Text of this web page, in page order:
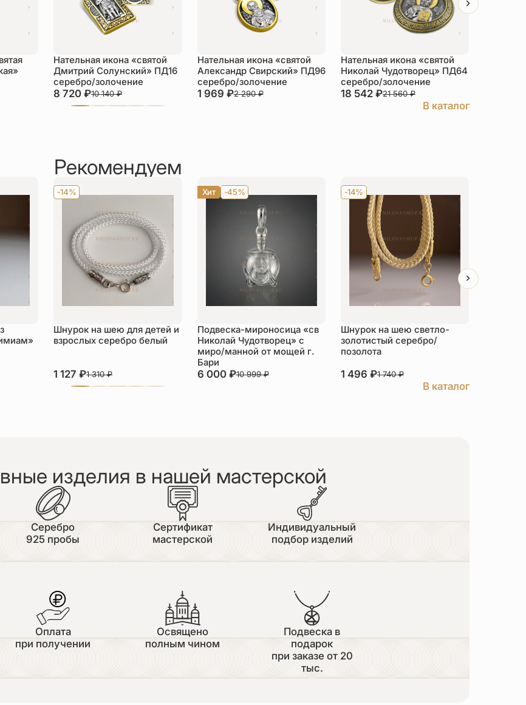
Нательная икона «святой
Дмитрий Солунский» ПД16
серебро/золочение
8 720₽10 140₽
Нательная икона «святой
Александр Свирский» ПД96
серебро/золочение
1 969 ₽2 290₽
Нательная икона «святой
Николай Чудотворец» ПД64
серебро/золочение
18 542 ₽21 560₽
В каталог
Рекомендуем
-14%
Шнурок на шею для детей и
взрослых серебро белый
1 127₽1 310₽
Хит -45%
Подвеска-мироносица «св
Николай Чудотворец» с
миро/манной от мощей г.
Бари
6 000 ₽10 999₽
-14%
Шнурок на шею светло-
золотистый серебро/
позолота
1 496 ₽1 740₽
В каталог
изделия в нашей мастерской
Серебро
925 пробы
Сертификат
мастерской
Индивидуальный
подбор изделий
Оплата
при получении
Освящено
полным чином
Подвеска в
подарок
при заказе от 20
тыс.